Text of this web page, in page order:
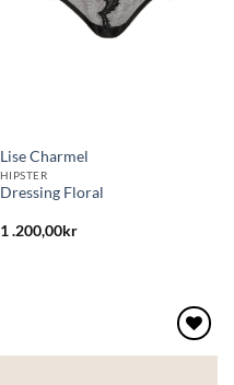
Lise Charmel
HIPSTER
Dressing Floral
1 .200,00kr